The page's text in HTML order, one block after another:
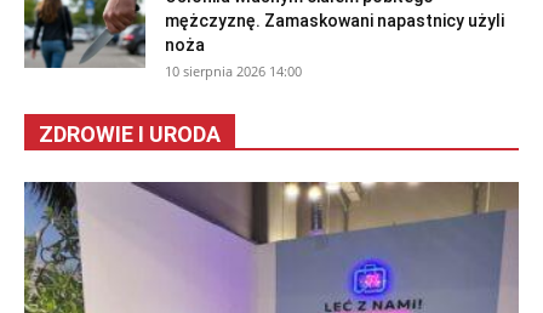
mężczyznę. Zamaskowani napastnicy użyli
noża
10 sierpnia 2026 14:00
ZDROWIE I URODA